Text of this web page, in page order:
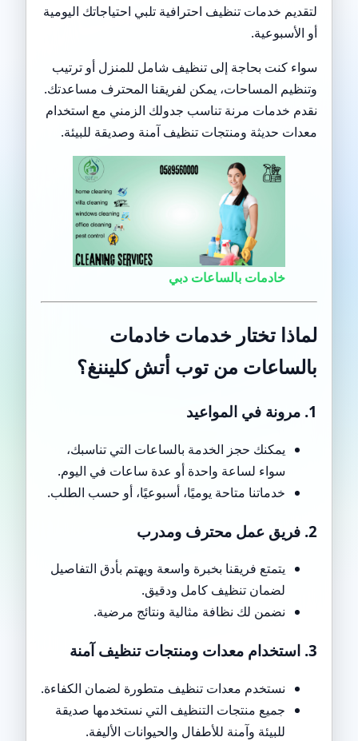
لتقديم خدمات تنظيف احترافية تلبي احتياجاتك اليومية
أو الأسبوعية.
سواء كنت بحاجة إلى تنظيف شامل للمنزل أو ترتيب
وتنظيم المساحات، يمكن لفريقنا المحترف مساعدتك.
نقدم خدمات مرنة تناسب جدولك الزمني مع استخدام
معدات حديثة ومنتجات تنظيف آمنة وصديقة للبيئة.
خادمات بالساعات دبي
لماذا تختار خدمات خادمات
بالساعات من توب أتش كليننغ؟
1. مرونة في المواعيد
يمكنك حجز الخدمة بالساعات التي تناسبك،
سواء لساعة واحدة أو عدة ساعات في اليوم.
خدماتنا متاحة يوميًا، أسبوعيًا، أو حسب الطلب.
2. فريق عمل محترف ومدرب
يتمتع فريقنا بخبرة واسعة ويهتم بأدق التفاصيل
لضمان تنظيف كامل ودقيق.
نضمن لك نظافة مثالية ونتائج مرضية.
3. استخدام معدات ومنتجات تنظيف آمنة
نستخدم معدات تنظيف متطورة لضمان الكفاءة.
جميع منتجات التنظيف التي نستخدمها صديقة
للبيئة وآمنة للأطفال والحيوانات الأليفة.